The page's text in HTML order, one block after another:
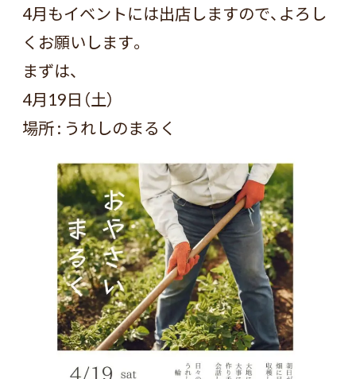
4月もイベントには出店しますので、よろし
くお願いします。
まずは、
4月19日（土）
場所 : うれしのまるく